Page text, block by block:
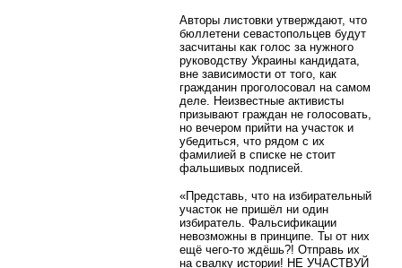
Авторы листовки утверждают, что
бюллетени севастопольцев будут
засчитаны как голос за нужного
руководству Украины кандидата,
вне зависимости от того, как
гражданин проголосовал на самом
деле. Неизвестные активисты
призывают граждан не голосовать,
но вечером прийти на участок и
убедиться, что рядом с их
фамилией в списке не стоит
фальшивых подписей.
«Представь, что на избирательный
участок не пришёл ни один
избиратель. Фальсификации
невозможны в принципе. Ты от них
ещё чего-то ждёшь?! Отправь их
на свалку истории! НЕ УЧАСТВУЙ